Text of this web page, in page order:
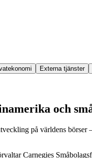
Externa tjänster
och
på världens
Carnegies